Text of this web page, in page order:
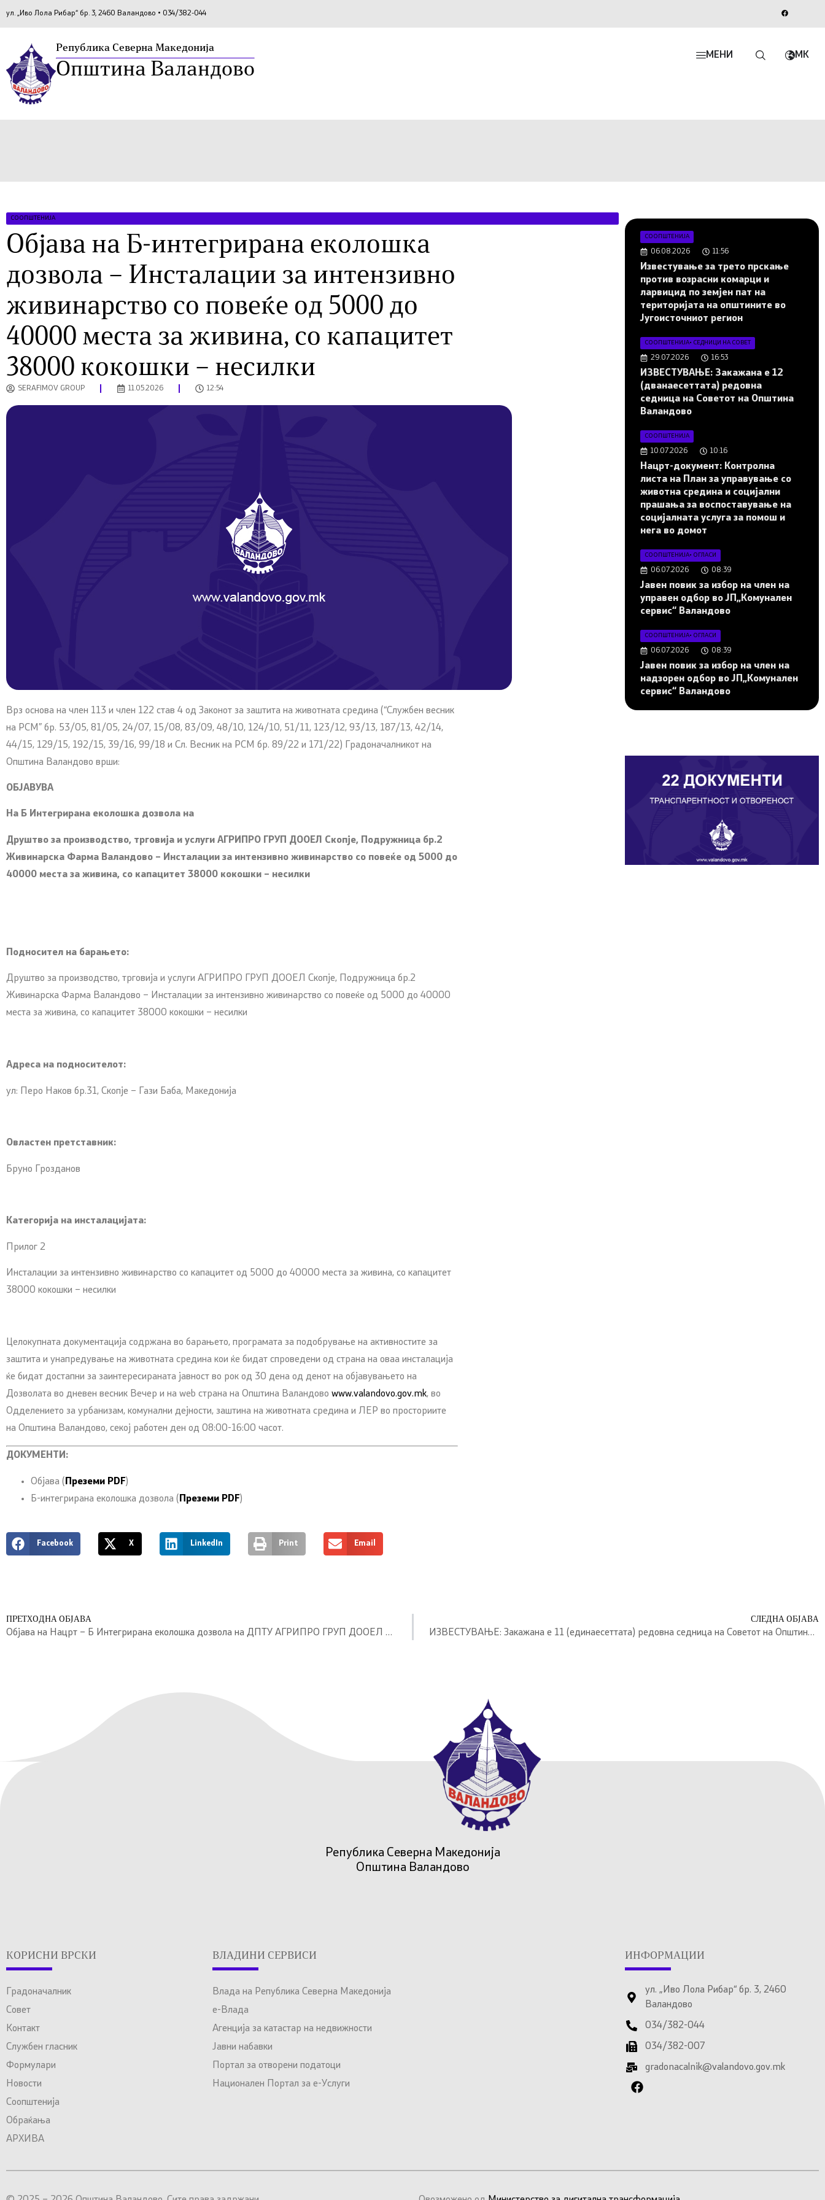
ул. „Иво Лола Рибар“ бр. 3, 2460 Валандово • 034/382-044
Република Северна Македонија
Општина Валандово
МЕНИ MK
СООПШТЕНИЈА
Објава на Б-интегрирана еколошка
дозвола – Инсталации за интензивно
живинарство со повеќе од 5000 до
40000 места за живина, со капацитет
38000 кокошки – несилки
SERAFIMOV GROUP 11.05.2026 12:54
Врз основа на член 113 и член 122 став 4 од Законот за заштита на животната средина (“Службен весник
на РСМ” бр. 53/05, 81/05, 24/07, 15/08, 83/09, 48/10, 124/10, 51/11, 123/12, 93/13, 187/13, 42/14,
44/15, 129/15, 192/15, 39/16, 99/18 и Сл. Весник на РСМ бр. 89/22 и 171/22) Градоначалникот на
Општина Валандово врши:
ОБЈАВУВA
На Б Интегрирана еколошка дозвола на
Друштво за производство, трговија и услуги АГРИПРО ГРУП ДООЕЛ Скопје, Подружница бр.2
Живинарска Фарма Валандово – Инсталации за интензивно живинарство со повеќе од 5000 до
40000 места за живина, со капацитет 38000 кокошки – несилки
Подносител на барањето:
Друштво за производство, трговија и услуги АГРИПРО ГРУП ДООЕЛ Скопје, Подружница бр.2
Живинарска Фарма Валандово – Инсталации за интензивно живинарство со повеќе од 5000 до 40000
места за живина, со капацитет 38000 кокошки – несилки
Адреса на подносителот:
ул: Перо Наков бр.31, Скопје – Гази Баба, Македонија
Овластен претставник:
Бруно Грозданов
Категорија на инсталацијата:
Прилог 2
Инсталации за интензивно живинарство со капацитет од 5000 до 40000 места за живина, со капацитет
38000 кокошки – несилки
Целокупната документација содржана во барањето, програмата за подобрување на активностите за
заштита и унапредување на животната средина кои ќе бидат спроведени од страна на оваа инсталација
ќе бидат достапни за заинтересираната јавност во рок од 30 дена од денот на објавувањето на
Дозволата во дневен весник Вечер и на web страна на Општина Валандово www.valandovo.gov.mk, во
Одделението за урбанизам, комунални дејности, заштина на животната средина и ЛЕР во просториите
на Општина Валандово, секој работен ден од 08:00-16:00 часот.
ДОКУМЕНТИ:
Објава ( Преземи PDF)
Б-интегрирана еколошка дозвола (
Преземи PDF)
Facebook X LinkedIn Print Email
СООПШТЕНИЈА
06.08.2026 11:56
Известување за трето прскање
против возрасни комарци и
ларвицид по земјен пат на
територијата на општините во
Југоисточниот регион
СООПШТЕНИЈА• СЕДНИЦИ НА СОВЕТ
29.07.2026 16:53
ИЗВЕСТУВАЊЕ: Закажана е 12
(дванаесеттата) редовна
седница на Советот на Општина
Валандово
СООПШТЕНИЈА
10.07.2026 10:16
Нацрт-документ: Контролна
листа на План за управување со
животна средина и социјални
прашања за воспоставување на
социјалната услуга за помош и
нега во домот
СООПШТЕНИЈА• ОГЛАСИ
06.07.2026 08:39
Јавен повик за избор на член на
управен одбор во ЈП„Комунален
сервис“ Валандово
СООПШТЕНИЈА• ОГЛАСИ
06.07.2026 08:39
Јавен повик за избор на член на
надзорен одбор во ЈП„Комунален
сервис“ Валандово
ПРЕТХОДНА ОБЈАВА
Објава на Нацрт – Б Интегрирана еколошка дозвола на ДПТУ АГРИПРО ГРУП ДООЕЛ Скопје
СЛЕДНА ОБЈАВА
ИЗВЕСТУВАЊЕ: Закажана е 11 (единаесеттата) редовна седница на Советот на Општина Валандово
Република Северна Македонија
Општина Валандово
КОРИСНИ ВРСКИ
Градоначалник
Совет
Контакт
Службен гласник
Формулари
Новости
Соопштенија
Обраќања
АРХИВА
ВЛАДИНИ СЕРВИСИ
Влада на Република Северна Македонија
е-Влада
Агенција за катастар на недвижности
Јавни набавки
Портал за отворени податоци
Национален Портал за е-Услуги
ИНФОРМАЦИИ
ул. „Иво Лола Рибар“ бр. 3, 2460
Валандово
034/382-044
034/382-007
gradonacalnik@valandovo.gov.mk